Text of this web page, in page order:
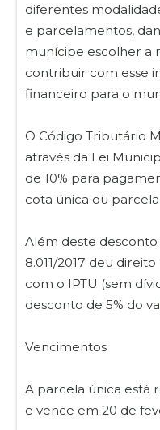
diferentes
e parcelamentos,
munícipe escolher a
contribuir com esse
financeiro para o
O Código Tributário
através da Lei
de 10% para
cota única ou
Além deste desconto
8.011/2017 deu
com o IPTU (sem
desconto de 5% do
Vencimentos
A parcela única está
e vence em 20 de